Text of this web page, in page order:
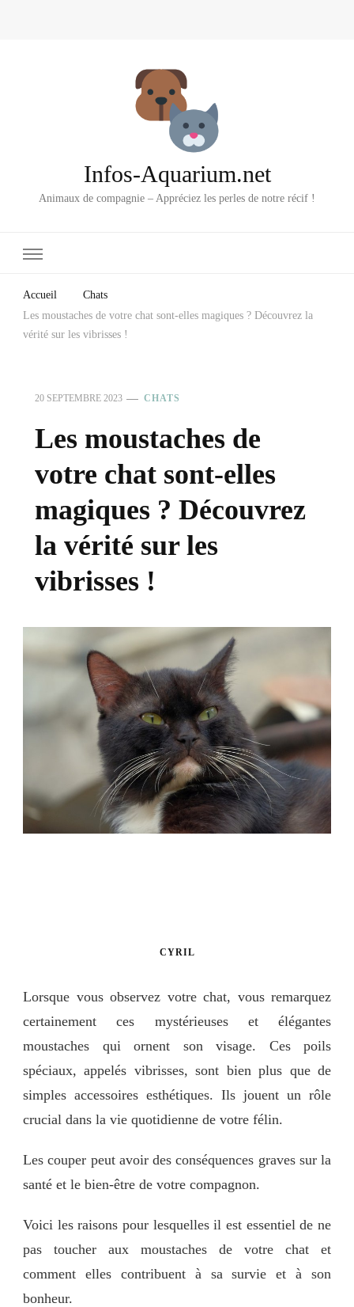
Infos-Aquarium.net
Animaux de compagnie – Appréciez les perles de notre récif !
Accueil
Chats
Les moustaches de votre chat sont-elles magiques ? Découvrez la
vérité sur les vibrisses !
20 SEPTEMBRE 2023 CHATS
Les moustaches de
votre chat sont-elles
magiques ? Découvrez
la vérité sur les
vibrisses !
CYRIL
Lorsque vous observez votre chat, vous remarquez
certainement ces mystérieuses et élégantes
moustaches qui ornent son visage. Ces poils
spéciaux, appelés vibrisses, sont bien plus que de
simples accessoires esthétiques. Ils jouent un rôle
crucial dans la vie quotidienne de votre félin.
Les couper peut avoir des conséquences graves sur la
santé et le bien-être de votre compagnon.
Voici les raisons pour lesquelles il est essentiel de ne
pas toucher aux moustaches de votre chat et
comment elles contribuent à sa survie et à son
bonheur.